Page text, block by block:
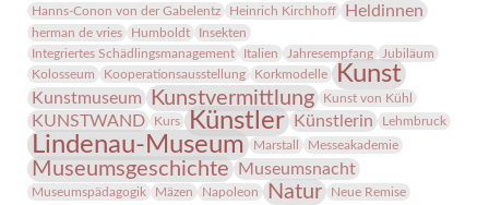
Hanns-Conon von der Gabelentz Heinrich Kirchhoff Heldinnen
herman de vries Humboldt
Insekten
Integriertes Schädlingsmanagement
Italien Jahresempfang
Jubiläum
Kolosseum
Kooperationsausstellung Korkmodelle Kunst
Kunstmuseum Kunstvermittlung Kunst von Kühl
KUNSTWAND Kurs Künstler Künstlerin Lehmbruck
Lindenau-Museum Marstall Messeakademie
Museumsgeschichte Museumsnacht
Museumspädagogik Mäzen Napoleon Natur
Neue Remise